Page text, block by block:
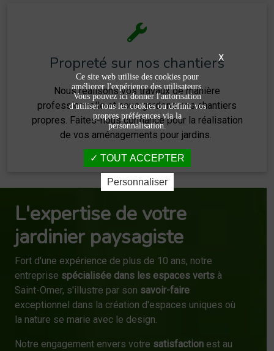
Propreté sur nos chantiers
Nous réalisons vos travaux de manière
professionnelle et nous gardons nos chantiers
propres. Faites-nous confiance pour la réalisation
de vos aménagements pour jardins.
L'expertise de votre
jardinier paysagiste
Fort d'une expérience de plus de 10 ans, notre
entreprise spécialisée dans les espaces verts à
Saint-Omer, s'illustre par son savoir-faire
exceptionnel dans la création d'espaces uniques où
la nature se marie avec le design.
Notre engagement envers votre satisfaction est au
X
Ce site web utilise des cookies pour
améliorer l'expérience des utilisateurs.
Vous pouvez ici donner l'autorisation
d'utiliser tous les cookies ou définir vos
propres préférences via la
personnalisation.
TOUT ACCEPTER
Personnaliser